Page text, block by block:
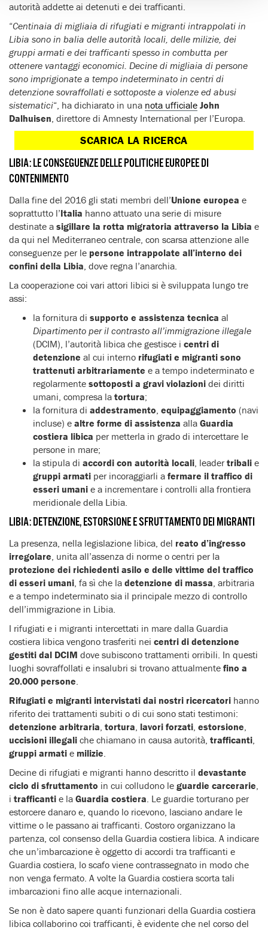
autorità addette ai detenuti e dei trafficanti.
“Centinaia di migliaia di rifugiati e migranti intrappolati in
Libia sono in balia delle autorità locali, delle milizie, dei
gruppi armati e dei trafficanti spesso in combutta per
ottenere vantaggi economici. Decine di migliaia di persone
sono imprigionate a tempo indeterminato in centri di
detenzione sovraffollati e sottoposte a violenze ed abusi
sistematici“, ha dichiarato in una nota ufficiale John
Dalhuisen, direttore di Amnesty International per l’Europa.
SCARICA LA RICERCA
LIBIA: LE CONSEGUENZE DELLE POLITICHE EUROPEE DI
CONTENIMENTO
Dalla fine del 2016 gli stati membri dell’Unione europea e
soprattutto l’Italia hanno attuato una serie di misure
destinate a sigillare la rotta migratoria attraverso la Libia e
da qui nel Mediterraneo centrale, con scarsa attenzione alle
conseguenze per le persone intrappolate all’interno dei
confini della Libia, dove regna l’anarchia.
La cooperazione coi vari attori libici si è sviluppata lungo tre
assi:
la fornitura di supporto e assistenza tecnica al
Dipartimento per il contrasto all’immigrazione illegale
(DCIM), l’autorità libica che gestisce i centri di
detenzione al cui interno rifugiati e migranti sono
trattenuti arbitrariamente e a tempo indeterminato e
regolarmente sottoposti a gravi violazioni dei diritti
umani, compresa la tortura;
la fornitura di addestramento, equipaggiamento (navi
incluse) e altre forme di assistenza alla Guardia
costiera libica per metterla in grado di intercettare le
persone in mare;
la stipula di accordi con autorità locali, leader tribali e
gruppi armati per incoraggiarli a fermare il traffico di
esseri umani e a incrementare i controlli alla frontiera
meridionale della Libia.
LIBIA: DETENZIONE, ESTORSIONE E SFRUTTAMENTO DEI MIGRANTI
La presenza, nella legislazione libica, del reato d’ingresso
irregolare, unita all’assenza di norme o centri per la
protezione dei richiedenti asilo e delle vittime del traffico
di esseri umani, fa sì che la detenzione di massa, arbitraria
e a tempo indeterminato sia il principale mezzo di controllo
dell’immigrazione in Libia.
I rifugiati e i migranti intercettati in mare dalla Guardia
costiera libica vengono trasferiti nei centri di detenzione
gestiti dal DCIM dove subiscono trattamenti orribili. In questi
luoghi sovraffollati e insalubri si trovano attualmente fino a
20.000 persone.
Rifugiati e migranti intervistati dai nostri ricercatori hanno
riferito dei trattamenti subiti o di cui sono stati testimoni:
detenzione arbitraria, tortura, lavori forzati, estorsione,
uccisioni illegali che chiamano in causa autorità, trafficanti,
gruppi armati e milizie.
Decine di rifugiati e migranti hanno descritto il devastante
ciclo di sfruttamento in cui colludono le guardie carcerarie,
i trafficanti e la Guardia costiera. Le guardie torturano per
estorcere danaro e, quando lo ricevono, lasciano andare le
vittime o le passano ai trafficanti. Costoro organizzano la
partenza, col consenso della Guardia costiera libica. A indicare
che un’imbarcazione è oggetto di accordi tra trafficanti e
Guardia costiera, lo scafo viene contrassegnato in modo che
non venga fermato. A volte la Guardia costiera scorta tali
imbarcazioni fino alle acque internazionali.
Se non è dato sapere quanti funzionari della Guardia costiera
libica collaborino coi trafficanti, è evidente che nel corso del